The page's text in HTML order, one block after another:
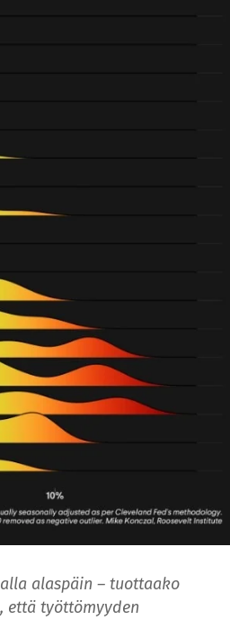
alaspäin – tuottaako
että työttömyyden